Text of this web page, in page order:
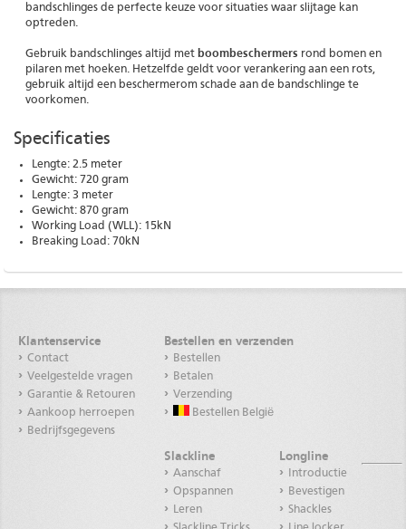
bandschlinges de perfecte keuze voor situaties waar slijtage kan
optreden.
Gebruik bandschlinges altijd met boombeschermers rond bomen en
pilaren met hoeken. Hetzelfde geldt voor verankering aan een rots,
gebruik altijd een beschermerom schade aan de bandschlinge te
voorkomen.
Specificaties
Lengte: 2.5 meter
Gewicht: 720 gram
Lengte: 3 meter
Gewicht: 870 gram
Working Load (WLL): 15kN
Breaking Load: 70kN
Klantenservice
Contact
Veelgestelde vragen
Garantie & Retouren
Aankoop herroepen
Bedrijfsgegevens
Bestellen en verzenden
Bestellen
Betalen
Verzending
Bestellen België
Slackline
Aanschaf
Opspannen
Leren
Longline
Introductie
Bevestigen
Shackles